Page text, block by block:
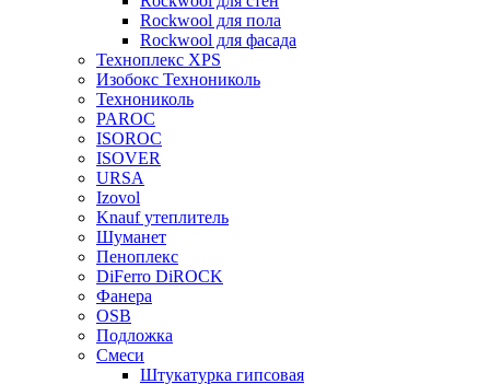
Rockwool для пола
Rockwool для фасада
Техноплекс XPS
Изобокс Технониколь
Технониколь
PAROC
ISOROC
ISOVER
URSA
Izovol
Knauf утеплитель
Шуманет
Пеноплекс
DiFerro DiROCK
Фанера
OSB
Подложка
Смеси
Штукатурка гипсовая